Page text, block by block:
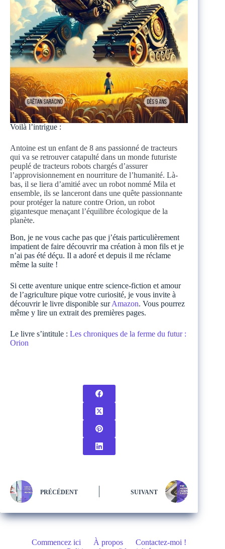
Voilà l’intrigue :
Antoine est un enfant de 8 ans passionné de tracteurs
qui va se retrouver catapulté dans un monde futuriste
peuplé de tracteurs robots chargés d’assurer
l’approvisionnement en nourriture de l’humanité. Là-
bas, il se liera d’amitié avec un robot nommé Mila et
ensemble, ils se lanceront dans une quête passionnante
pour protéger la nature contre Orion, un robot
gigantesque menaçant l’équilibre écologique de la
planète.
Bon, je ne vous cache pas que j’étais particulièrement
impatient de faire découvrir ma création à mon fils et je
n’ai pas été déçu. Il a adoré et depuis il me réclame
même la suite !
Si cette aventure unique entre science-fiction et amour
de l’agriculture pique votre curiosité, je vous invite à
découvrir le livre disponible surAmazon. Vous pourrez
même y lire un extrait des premières pages.
Le livre s’intitule : Les chroniques de la ferme du futur :
Orion
PRÉCÉDENT SUIVANT
Commencez ici À propos
Contactez-moi !